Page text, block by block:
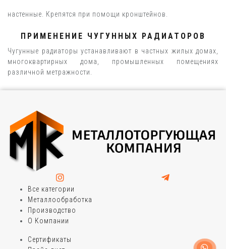
настенные. Крепятся при помощи кронштейнов.
ПРИМЕНЕНИЕ ЧУГУННЫХ РАДИАТОРОВ
Чугунные радиаторы устанавливают в частных жилых домах,
многоквартирных дома, промышленных помещениях
различной метражности.
Все категории
Металлообработка
Производство
О Компании
Сертификаты